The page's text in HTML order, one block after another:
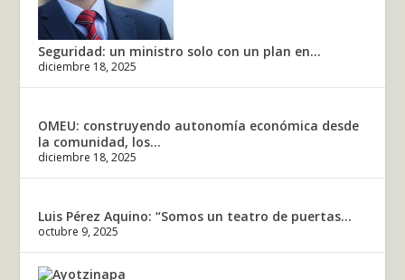
Seguridad: un ministro solo con un plan en...
diciembre 18, 2025
OMEU: construyendo autonomía económica desde
la comunidad, los...
diciembre 18, 2025
Luis Pérez Aquino: “Somos un teatro de puertas...
octubre 9, 2025